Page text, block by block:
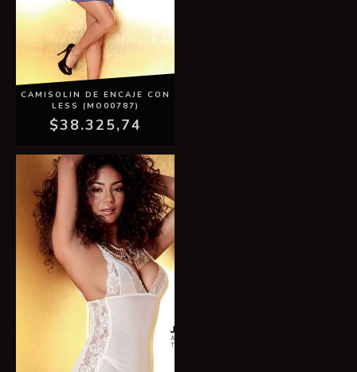
CAMISOLIN DE ENCAJE CON
LESS (MO00787)
$38.325,74